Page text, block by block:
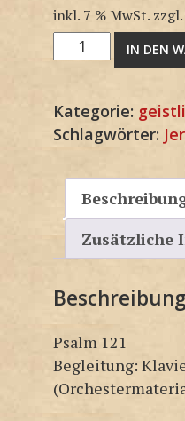
inkl. 7 % MwSt. zzgl.
M1129KP
Menge
IN DEN
Kategorie:
Schlagwörter:
Zusätzliche
Beschreibung
Psalm 121
Begleitung: